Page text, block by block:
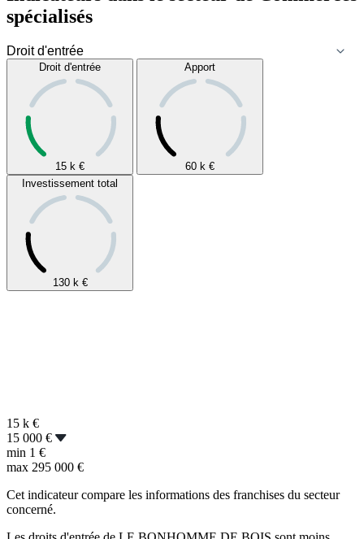
spécialisés
Droit d'entrée
15 k €
Apport
60 k €
Investissement total
130 k €
15 k €
15 000 €
min 1 €
max 295 000 €
Cet indicateur compare les informations des franchises du secteur
concerné.